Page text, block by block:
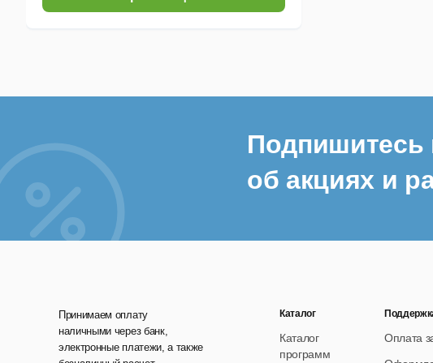
Подпишитесь
об акциях и
Принимаем оплату
наличными через банк,
электронные платежи, а также
Каталог
Каталог
программ
Оплата